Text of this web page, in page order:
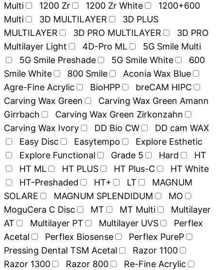
Multi
1200 Zr 1200 Zr White
1200+600
Multi
3D MULTILAYER
3D PLUS
MULTILAYER
3D PRO MULTILAYER
3D PRO
Multilayer Light
4D-Pro ML
5G Smile Multi
5G Smile Preshade
5G Smile White
600
Smile White
800 Smile
Aconia Wax Blue
Agre-Fine Acrylic
BioHPP
breCAM HIPC
Carving Wax Green
Carving Wax Green Amann
Girrbach
Carving Wax Green Zirkonzahn
Carving Wax Ivory
DD Bio CW
DD cam WAX
Easy Disc
Easytempo
Explore Esthetic
Explore Functional
Grade 5 Hard
HT
HT ML
HT PLUS HT Plus-C
HT White
HT-Preshaded
HT+ LT
MAGNUM
SOLARE
MAGNUM SPLENDIDUM
MO
MoguCera C Disc
MT MT Multi
Multilayer
AT
Multilayer PT Multilayer UVS
Perflex
Acetal
Perflex Biosense
Perflex PureP
Pressing Dental TSM Acetal
Razor 1100
Razor 1300
Razor 800
Re-Fine Acrylic